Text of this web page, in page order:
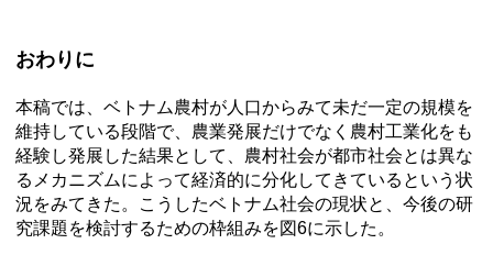
おわりに
本稿では、ベトナム農村が人口からみて未だ一定の規模を
維持している段階で、農業発展だけでなく農村工業化をも
経験し発展した結果として、農村社会が都市社会とは異な
るメカニズムによって経済的に分化してきているという状
況をみてきた。こうしたベトナム社会の現状と、今後の研
究課題を検討するための枠組みを図6に示した。